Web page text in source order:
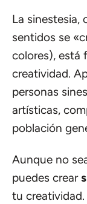
La sinestesia,
sentidos se
colores), está
creatividad.
personas
artísticas,
población
Aunque no
puedes crear
tu